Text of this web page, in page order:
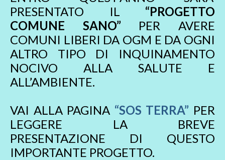
PRESENTATO IL “PROGETTO
COMUNE SANO”PER AVERE
COMUNI LIBERI DA OGM E DA OGNI
ALTRO TIPO DI INQUINAMENTO
NOCIVO ALLA SALUTE E
ALL’AMBIENTE.
VAI ALLA PAGINA “SOS TERRA” PER
LEGGERE LA BREVE
PRESENTAZIONE DI QUESTO
IMPORTANTE PROGETTO.